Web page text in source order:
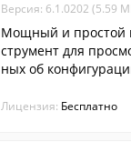
Версия: 6.1.0202 (5.59
Мощный и простой
струмент для
ных об
вой информации и
Лицензия: Бесплатно